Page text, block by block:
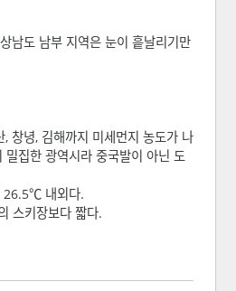
남도 남부 지역은 눈이 흩날리기만
창녕, 김해까지 미세먼지 농도가 나
집한 광역시라 중국발이 아닌 도
26.5℃ 내외다.
스키장보다 짧다.